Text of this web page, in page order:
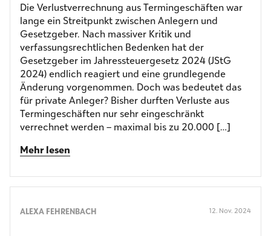
Die Verlustverrechnung aus Termingeschäften war
lange ein Streitpunkt zwischen Anlegern und
Gesetzgeber. Nach massiver Kritik und
verfassungsrechtlichen Bedenken hat der
Gesetzgeber im Jahressteuergesetz 2024 (JStG
2024) endlich reagiert und eine grundlegende
Änderung vorgenommen. Doch was bedeutet das
für private Anleger? Bisher durften Verluste aus
Termingeschäften nur sehr eingeschränkt
verrechnet werden – maximal bis zu 20.000 […]
Mehr lesen
ALEXA FEHRENBACH 12. Nov. 2024